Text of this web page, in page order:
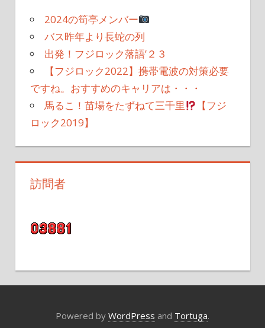
2024の筍亭メンバー
バス昨年より長蛇の列
出発！フジロック落語’２３
【フジロック2022】携帯電波の対策必要
ですね。おすすめのキャリアは・・・
馬るこ！苗場をたずねて三千里
【フジ
ロック2019】
訪問者
Powered by WordPress and Tortuga.